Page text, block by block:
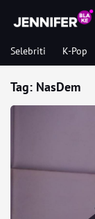
Selebriti K-Pop
Tag: NasDem